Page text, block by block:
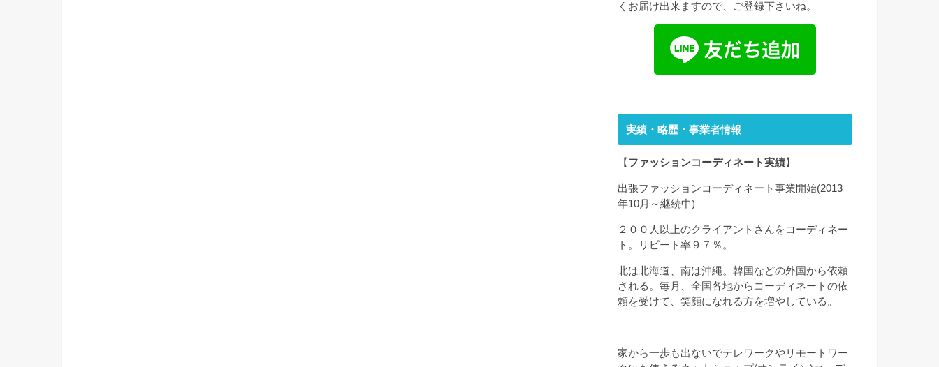
くお届け出来ますので、ご登録下さいね。
実績・略歴・事業者情報
【 ファッションコーディネート実績】
出張ファッションコーディネート事業開始(2013
年10月～継続中)
２００人以上のクライアントさんをコーディネー
ト。リピート率９７％。
北は北海道、南は沖縄。韓国などの外国から依頼
される。毎月、全国各地からコーディネートの依
頼を受けて、笑顔になれる方を増やしている。
家から一歩も出ないでテレワークやリモートワー